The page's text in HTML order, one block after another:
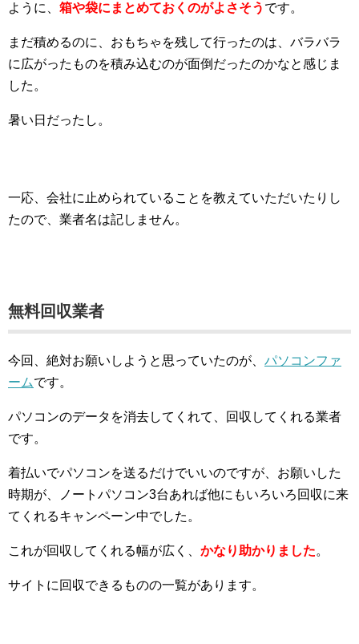
ように、 箱や袋にまとめておくのがよさそう です。
まだ積めるのに、おもちゃを残して行ったのは、バラバラ
に広がったものを積み込むのが面倒だったのかなと感じま
した。
暑い日だったし。
一応、会社に止められていることを教えていただいたりし
たので、業者名は記しません。
無料回収業者
今回、絶対お願いしようと思っていたのが、 パソコンファ
ームです。
パソコンのデータを消去してくれて、回収してくれる業者
です。
着払いでパソコンを送るだけでいいのですが、お願いした
時期が、ノートパソコン3台あれば他にもいろいろ回収に来
てくれるキャンペーン中でした。
これが回収してくれる幅が広く、 かなり助かりました。
サイトに回収できるものの一覧があります。